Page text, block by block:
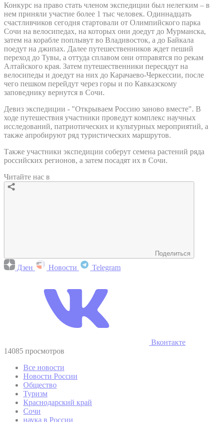
Конкурс на право стать членом экспедиции был нелегким – в
нем приняли участие более 1 тыс человек. Одиннадцать
счастливчиков сегодня стартовали от Олимпийского парка
Сочи на велосипедах, на которых они доедут до Мурманска,
затем на корабле поплывут во Владивосток, а до Байкала
поедут на джипах. Далее путешественников ждет пеший
переход до Тувы, а оттуда сплавом они отправятся по рекам
Алтайского края. Затем путешественники пересядут на
велосипеды и доедут на них до Карачаево-Черкессии, после
чего пешком перейдут через горы и по Кавказскому
заповеднику вернутся в Сочи.
Девиз экспедиции - "Открываем Россию заново вместе". В
ходе путешествия участники проведут комплекс научных
исследований, патриотических и культурных мероприятий, а
также апробируют ряд туристических маршрутов.
Также участники экспедиции соберут семена растений ряда
российских регионов, а затем посадят их в Сочи.
Читайте нас в
Поделиться
Дзен Новости Telegram
Вконтакте
14085 просмотров
Все новости
Новости России
Общество
Туризм
Краснодарский край
Сочи
наука в России